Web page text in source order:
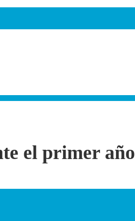
el primer año